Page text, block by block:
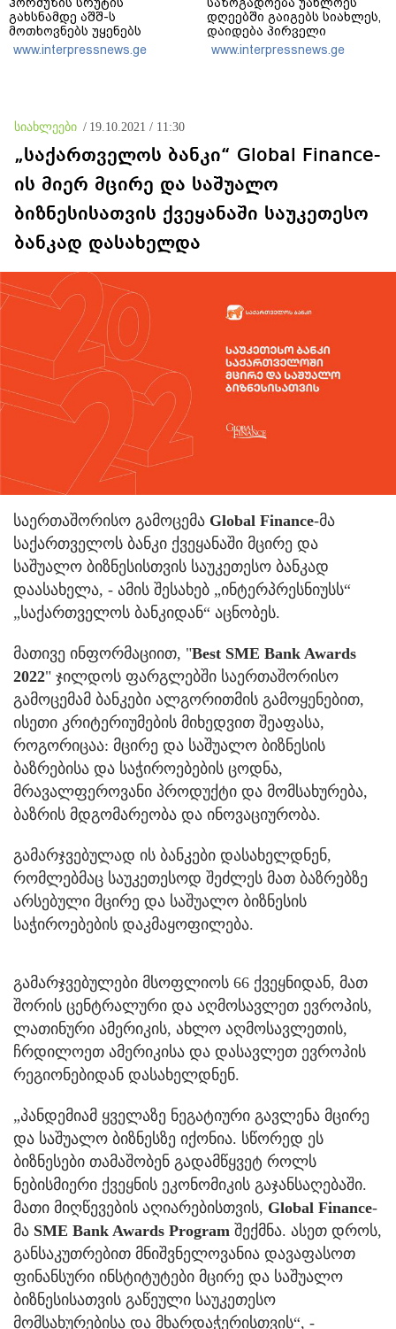
გახსნამდე აშშ-ს
მოთხოვნებს უყენებს
www.interpressnews.ge
დღეებში გაიგებს სიახლეს,
დაიდება პირველი
მნიშვნელოვანი შედეგი და
ოფიციალურად ცნობენ
www.interpressnews.ge
სიახლეები / 19.10.2021 / 11:30
„საქართველოს ბანკი“ Global Finance-
ის მიერ მცირე და საშუალო
ბიზნესისათვის ქვეყანაში საუკეთესო
ბანკად დასახელდა
საერთაშორისო გამოცემა Global Finance-მა
საქართველოს ბანკი ქვეყანაში მცირე და
საშუალო ბიზნესისთვის საუკეთესო ბანკად
დაასახელა, - ამის შესახებ „ინტერპრესნიუსს“
„საქართველოს ბანკიდან“ აცნობეს.
მათივე ინფორმაციით, "Best SME Bank Awards
2022" ჯილდოს ფარგლებში საერთაშორისო
გამოცემამ ბანკები ალგორითმის გამოყენებით,
ისეთი კრიტერიუმების მიხედვით შეაფასა,
როგორიცაა: მცირე და საშუალო ბიზნესის
ბაზრებისა და საჭიროებების ცოდნა,
მრავალფეროვანი პროდუქტი და მომსახურება,
ბაზრის მდგომარეობა და ინოვაციურობა.
გამარჯვებულად ის ბანკები დასახელდნენ,
რომლებმაც საუკეთესოდ შეძლეს მათ ბაზრებზე
არსებული მცირე და საშუალო ბიზნესის
საჭიროებების დაკმაყოფილება.
გამარჯვებულები მსოფლიოს 66 ქვეყნიდან, მათ
შორის ცენტრალური და აღმოსავლეთ ევროპის,
ლათინური ამერიკის, ახლო აღმოსავლეთის,
ჩრდილოეთ ამერიკისა და დასავლეთ ევროპის
რეგიონებიდან დასახელდნენ.
„პანდემიამ ყველაზე ნეგატიური გავლენა მცირე
და საშუალო ბიზნესზე იქონია. სწორედ ეს
ბიზნესები თამაშობენ გადამწყვეტ როლს
ნებისმიერი ქვეყნის ეკონომიკის გაჯანსაღებაში.
მათი მიღწევების აღიარებისთვის, Global Finance-
მა SME Bank Awards Program შექმნა. ასეთ დროს,
განსაკუთრებით მნიშვნელოვანია დავაფასოთ
ფინანსური ინსტიტუტები მცირე და საშუალო
ბიზნესისათვის გაწეული საუკეთესო
მომსახურებისა და მხარდაჭერისთვის“, -